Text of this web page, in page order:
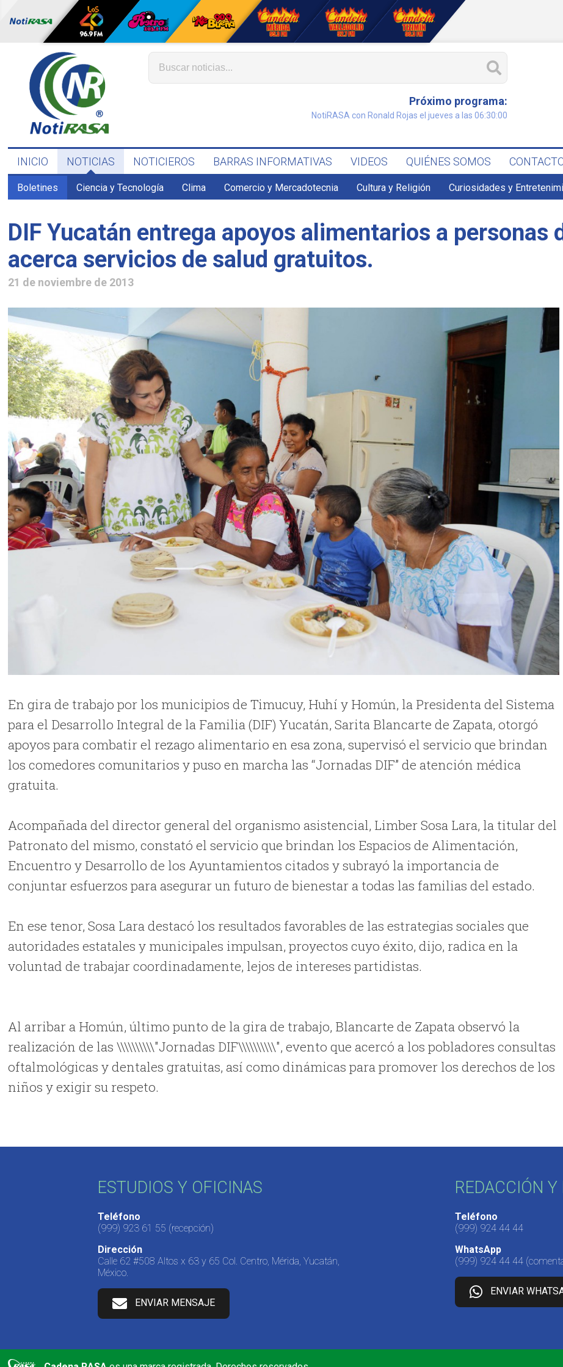
Próximo programa:
NotiRASA con Ronald Rojas el jueves a las 06:30:00
INICIO NOTICIAS NOTICIEROS BARRAS INFORMATIVAS VIDEOS QUIÉNES SOMOS
Boletines Ciencia y Tecnología Clima Comercio y Mercadotecnia Cultura y Religión Curiosidades y
DIF Yucatán entrega apoyos alimentarios a personas
acerca servicios de salud gratuitos.
21 de noviembre de 2013
En gira de trabajo por los municipios de Timucuy, Huhí y Homún, la Presidenta del Sistema
para el Desarrollo Integral de la Familia (DIF) Yucatán, Sarita Blancarte de Zapata, otorgó
apoyos para combatir el rezago alimentario en esa zona, supervisó el servicio que brindan
los comedores comunitarios y puso en marcha las “Jornadas DIF” de atención médica
gratuita.
Acompañada del director general del organismo asistencial, Limber Sosa Lara, la titular del
Patronato del mismo, constató el servicio que brindan los Espacios de Alimentación,
Encuentro y Desarrollo de los Ayuntamientos citados y subrayó la importancia de
conjuntar esfuerzos para asegurar un futuro de bienestar a todas las familias del estado.
En ese tenor, Sosa Lara destacó los resultados favorables de las estrategias sociales que
autoridades estatales y municipales impulsan, proyectos cuyo éxito, dijo, radica en la
voluntad de trabajar coordinadamente, lejos de intereses partidistas.
Al arribar a Homún, último punto de la gira de trabajo, Blancarte de Zapata observó la
realización de las \\\\\\\\\\"Jornadas DIF\\\\\\\\\\", evento que acercó a los pobladores consultas
oftalmológicas y dentales gratuitas, así como dinámicas para promover los derechos de los
niños y exigir su respeto.
ESTUDIOS Y OFICINAS
Teléfono
(999) 923 61 55 (recepción)
Dirección
Calle 62 #508 Altos x 63 y 65 Col. Centro, Mérida, Yucatán,
México.
ENVIAR MENSAJE
REDACCIÓN
Teléfono
(999) 924 44 44
WhatsApp
(999) 924 44 44
ENVIAR